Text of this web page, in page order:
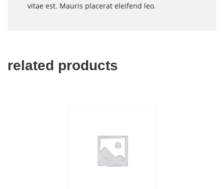
vitae est. Mauris placerat eleifend leo.
related products